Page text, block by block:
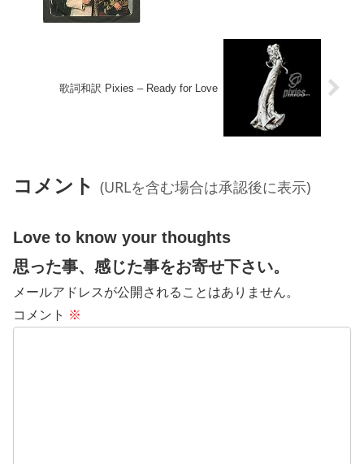
歌詞和訳 Pixies – Ready for Love
コメント (URLを含む場合は承認後に表示)
Love to know your thoughts
思った事、感じた事をお寄せ下さい。
メールアドレスが公開されることはありません。
コメント ※